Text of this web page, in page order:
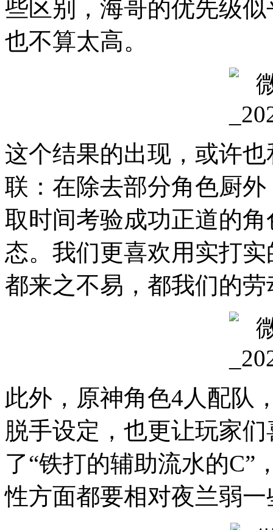
些区别，海哥的优先级
也不算太高。
这个结果的出现，或许
联：在除去部分角色厨
取时间考验成功正道的
态。我们更喜欢用实打
都来之不易，都我们的
此外，原神角色4人配队
脱手设定，也更让玩家
了“铁打的辅助流水的C”
性方面都要相对夜兰弱一